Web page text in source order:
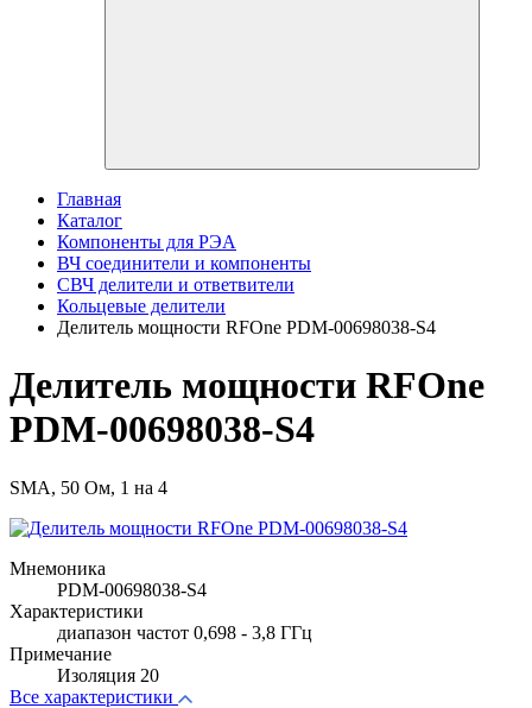
Главная
Каталог
Компоненты для РЭА
ВЧ соединители и компоненты
СВЧ делители и ответвители
Кольцевые делители
Делитель мощности RFOne PDM-00698038-S4
Делитель мощности RFOne
PDM-00698038-S4
SMA, 50 Ом, 1 на 4
Мнемоника
PDM-00698038-S4
Характеристики
диапазон частот 0,698 - 3,8 ГГц
Примечание
Изоляция 20
Все характеристики